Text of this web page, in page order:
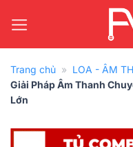
qua
Trang chủ » LOA - ÂM
Giải Pháp Âm Thanh
Lớn